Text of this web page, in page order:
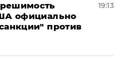
официально
против
19:13